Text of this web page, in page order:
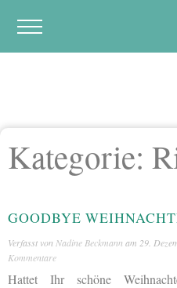
Kategorie:
GOODBYE
Verfasst von Nadine Beckmann am 29.
Kommentare
Hattet Ihr schöne